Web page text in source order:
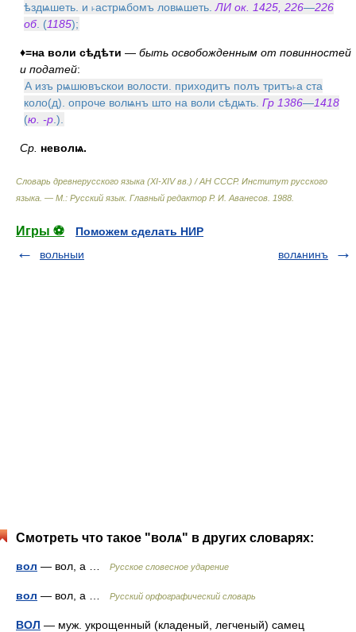
ѣздѩшеть. и ˫астрѩбомъ ловѩшеть. ЛИ ок. 1425, 226—226
об. (1185);
♦=на воли сѣдѣти — быть освобожденным от повинностей
и податей:
А изъ рѩшювъскои волости. приходитъ полъ тритъ˫а ста
коло(д). опроче волѩнъ што на воли сѣдѩть. Гр 1386—1418
(ю. -р .).
Ср. неволѩ.
Словарь древнерусского языка (XI-XIV вв.) / АН СССР. Институт русского
языка. — М.: Русский язык. Главный редактор Р. И. Аванесов 1988
Игры ⚽
Поможем сделать НИР
вольныи
волѧнинъ
Смотреть что такое "волѧ" в других словарях:
вол — вол, а … Русское словесное ударение
вол — вол, а … Русский орфографический словарь
ВОЛ — муж. укрощенный (кладеный, легченый) самец